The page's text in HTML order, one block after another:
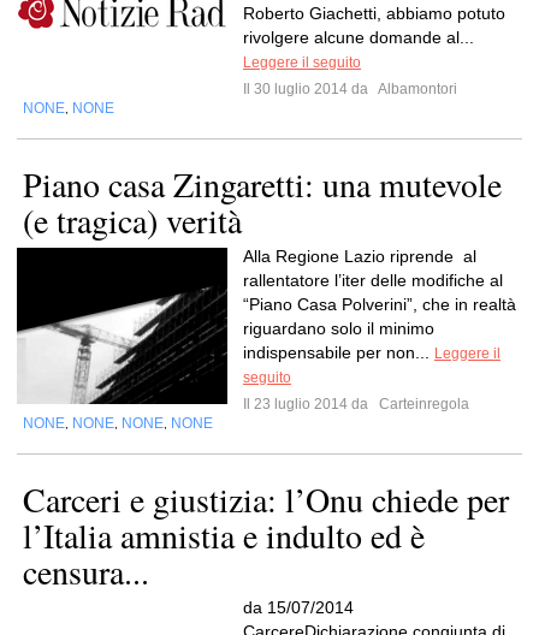
Roberto Giachetti, abbiamo potuto
rivolgere alcune domande al...
Leggere il seguito
Il 30 luglio 2014 da Albamontori
NONE NONE
Piano casa Zingaretti: una mutevole
(e tragica) verità
Alla Regione Lazio riprende al
rallentatore l’iter delle modifiche al
“Piano Casa Polverini”, che in realtà
riguardano solo il minimo
indispensabile per non...
Leggere il
seguito
Il 23 luglio 2014 da
Carteinregola
NONE NONE NONE NONE
Carceri e giustizia: l’Onu chiede per
l’Italia amnistia e indulto ed è
censura...
da 15/07/2014